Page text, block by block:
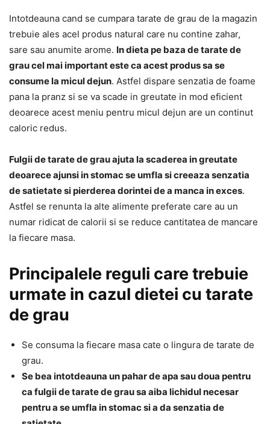
Intotdeauna cand se cumpara tarate de grau de la magazin
trebuie ales acel produs natural care nu contine zahar,
sare sau anumite arome. In dieta pe baza de tarate de
grau cel mai important este ca acest produs sa se
consume la micul dejun. Astfel dispare senzatia de foame
pana la pranz si se va scade in greutate in mod eficient
deoarece acest meniu pentru micul dejun are un continut
caloric redus.
Fulgii de tarate de grau ajuta la scaderea in greutate
deoarece ajunsi in stomac se umfla si creeaza senzatia
de satietate si pierderea dorintei de a manca in exces.
Astfel se renunta la alte alimente preferate care au un
numar ridicat de calorii si se reduce cantitatea de mancare
la fiecare masa.
Principalele reguli care trebuie
urmate in cazul dietei cu tarate
de grau
Se consuma la fiecare masa cate o lingura de tarate de
grau.
Se bea intotdeauna un pahar de apa sau doua pentru
ca fulgii de tarate de grau sa aiba lichidul necesar
pentru a se umfla in stomac si a da senzatia de